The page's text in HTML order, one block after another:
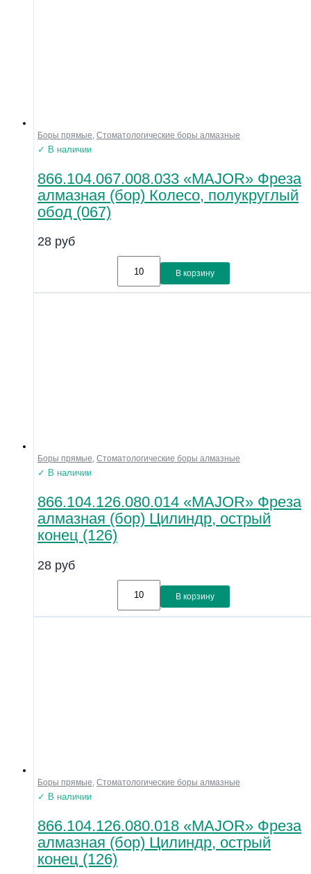
Боры прямые, Стоматологические боры алмазные
✓ В наличии
866.104.067.008.033 «MAJOR» Фреза
алмазная (бор) Колесо, полукруглый
обод (067)
28 руб
В корзину
Боры прямые, Стоматологические боры алмазные
✓ В наличии
866.104.126.080.014 «MAJOR» Фреза
алмазная (бор) Цилиндр, острый
конец (126)
28 руб
В корзину
Боры прямые Стоматологические боры алмазные
✓ В наличии
866.104.126.080.018 «MAJOR» Фреза
алмазная (бор) Цилиндр, острый
конец (126)